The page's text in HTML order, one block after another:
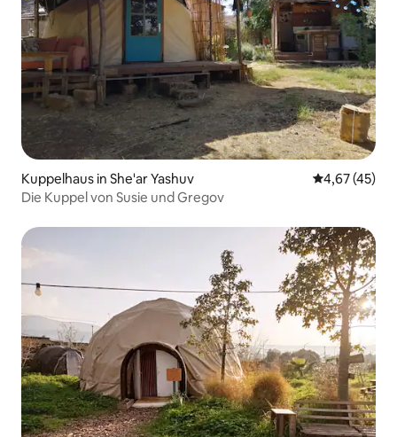
Kuppelhaus in She'ar Yashuv
4,67 (45)
Die Kuppel von Susie und Gregov